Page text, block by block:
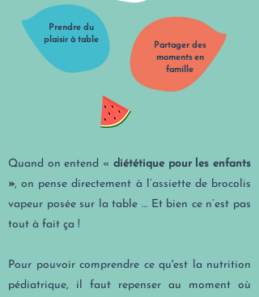
Prendre du
plaisir à table
Partager des
moments en
famille
Quand on entend « diététique pour les enfants
», on pense directement à l’assiette de brocolis
vapeur posée sur la table … Et bien ce n’est pas
tout à fait ça !
Pour pouvoir comprendre ce qu'est la nutrition
pédiatrique, il faut repenser au moment où